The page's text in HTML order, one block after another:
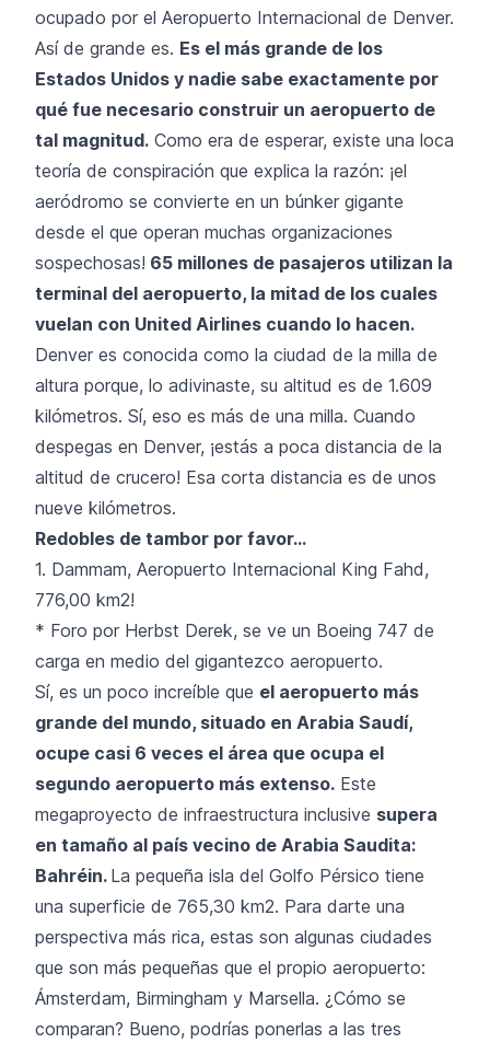
ocupado por el Aeropuerto Internacional de Denver.
Así de grande es. Es el más grande de los
Estados Unidos y nadie sabe exactamente por
qué fue necesario construir un aeropuerto de
tal magnitud. Como era de esperar, existe una loca
teoría de conspiración que explica la razón: ¡el
aeródromo se convierte en un búnker gigante
desde el que operan muchas organizaciones
sospechosas! 65 millones de pasajeros utilizan la
terminal del aeropuerto, la mitad de los cuales
vuelan con United Airlines cuando lo hacen.
Denver es conocida como la ciudad de la milla de
altura porque, lo adivinaste, su altitud es de 1.609
kilómetros. Sí, eso es más de una milla. Cuando
despegas en Denver, ¡estás a poca distancia de la
altitud de crucero! Esa corta distancia es de unos
nueve kilómetros.
Redobles de tambor por favor...
1. Dammam, Aeropuerto Internacional King Fahd,
776,00 km2!
* Foro por Herbst Derek, se ve un Boeing 747 de
carga en medio del gigantezco aeropuerto.
Sí, es un poco increíble que el aeropuerto más
grande del mundo, situado en Arabia Saudí,
ocupe casi 6 veces el área que ocupa el
segundo aeropuerto más extenso. Este
megaproyecto de infraestructura inclusive supera
en tamaño al país vecino de Arabia Saudita:
Bahréin. La pequeña isla del Golfo Pérsico tiene
una superficie de 765,30 km2. Para darte una
perspectiva más rica, estas son algunas ciudades
que son más pequeñas que el propio aeropuerto:
Ámsterdam, Birmingham y Marsella. ¿Cómo se
comparan? Bueno, podrías ponerlas a las tres